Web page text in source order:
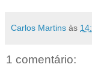
Carlos Martins às
1 comentário: